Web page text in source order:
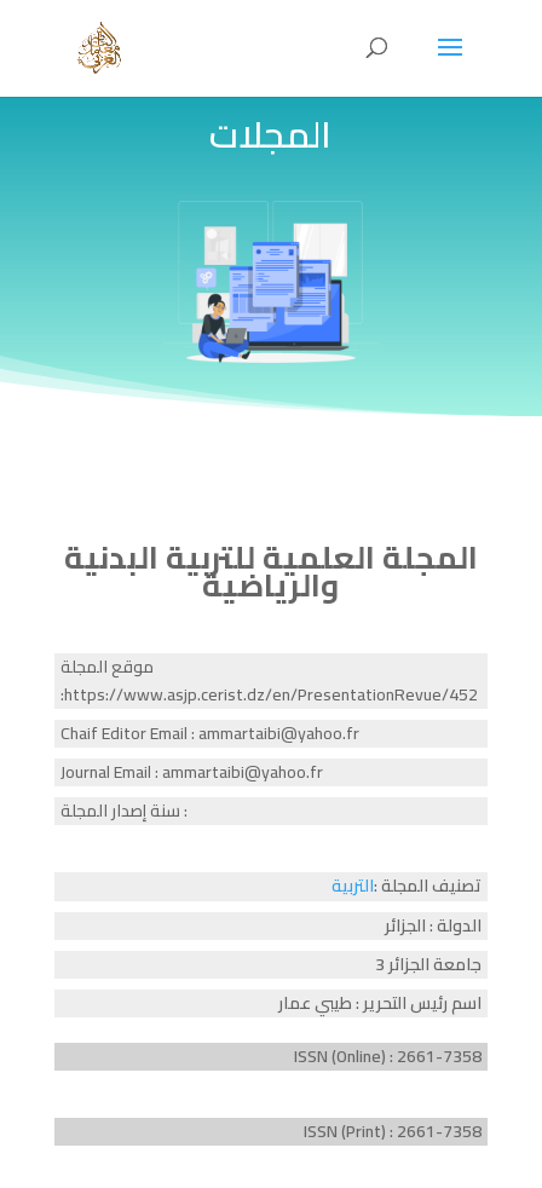
المجلات
المجلة العلمية للتربية البدنية
والرياضية
موقع المجلة
:https://www.asjp.cerist.dz/en/PresentationRevue/452
Chaif Editor Email : ammartaibi@yahoo.fr
Journal Email : ammartaibi@yahoo.fr
سنة إصدار المجلة :
تصنيف المجلة :التربية
الدولة : الجزائر
جامعة الجزائر 3
اسم رئيس التحرير : طيبي عمار
ISSN (Online) : 2661-7358
ISSN (Print) : 2661-7358